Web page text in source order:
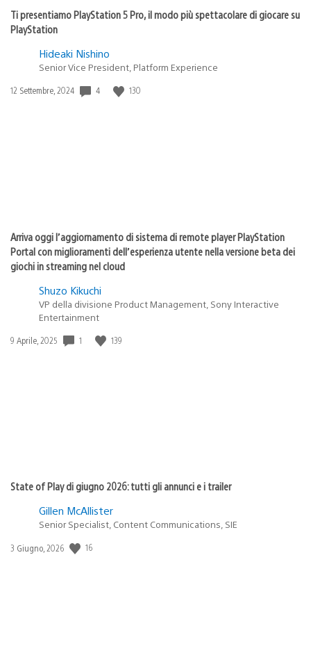
Ti presentiamo PlayStation 5 Pro, il modo più spettacolare di giocare su
PlayStation
Hideaki Nishino
Senior Vice President, Platform Experience
Data
12 Settembre, 2024 4 130
Arriva oggi l’aggiornamento di sistema di remote player PlayStation
Portal con miglioramenti dell’esperienza utente nella versione beta dei
giochi in streaming nel cloud
Shuzo Kikuchi
VP della divisione Product Management, Sony Interactive
Entertainment
Data
9 Aprile, 2025 1 139
State of Play di giugno 2026: tutti gli annunci e i trailer
Gillen McAllister
Senior Specialist, Content Communications, SIE
Data
3 Giugno, 2026 16